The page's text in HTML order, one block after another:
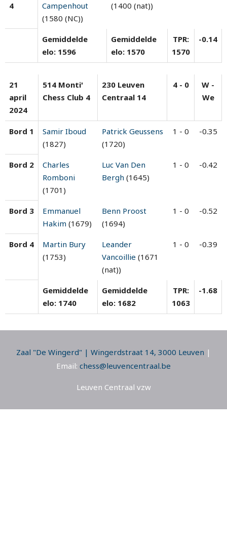
4
Campenhout
(1580 (NC))
(1400 (nat))
Gemiddelde
elo: 1596
Gemiddelde
elo: 1570
TPR:
1570
-0.14
21
april
2024
514 Monti'
Chess Club 4
230 Leuven
Centraal 14
4 - 0
W -
We
Bord 1
Samir Iboud
(1827)
Patrick Geussens
(1720)
1 - 0 -0.35
Bord 2
Charles
Romboni
(1701)
Luc Van Den
Bergh (1645)
1 - 0 -0.42
Bord 3
Emmanuel
Hakim (1679)
Benn Proost
(1694)
1 - 0 -0.52
Bord 4
Martin Bury
(1753)
Leander
Vancoillie (1671
(nat))
1 - 0 -0.39
Gemiddelde
elo: 1740
Gemiddelde
elo: 1682
TPR:
1063
-1.68
Zaal "De Wingerd" | Wingerdstraat 14, 3000 Leuven |
Email: chess@leuvencentraal.be
Leuven Centraal vzw